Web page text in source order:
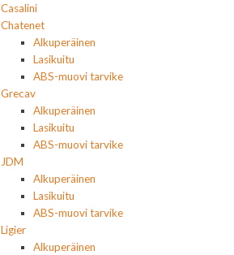
Casalini
Chatenet
Alkuperäinen
Lasikuitu
ABS-muovi tarvike
Grecav
Alkuperäinen
Lasikuitu
ABS-muovi tarvike
JDM
Alkuperäinen
Lasikuitu
ABS-muovi tarvike
Ligier
Alkuperäinen